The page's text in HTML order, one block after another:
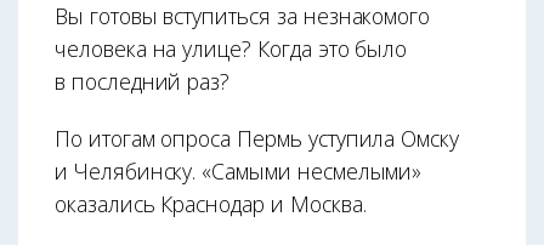
Вы готовы вступиться за незнакомого
человека на улице? Когда это было
в последний раз?
По итогам опроса Пермь уступила Омску
и Челябинску. «Самыми несмелыми»
оказались Краснодар и Москва.